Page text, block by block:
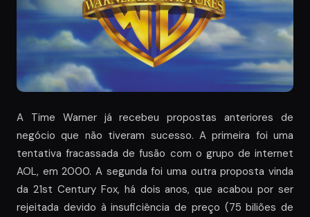
A Time Warner já recebeu propostas anteriores de
negócio que não tiveram sucesso. A primeira foi uma
tentativa fracassada de fusão com o grupo de internet
AOL, em 2000. A segunda foi uma outra proposta vinda
da 21st Century Fox, há dois anos, que acabou por ser
rejeitada devido à insuficiência de preço (75 biliões de